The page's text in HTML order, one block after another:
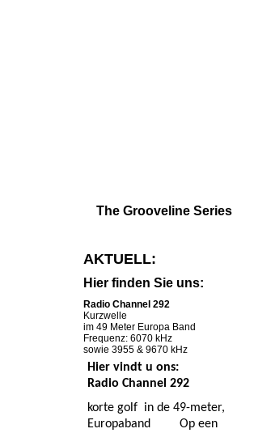
The Grooveline Series
AKTUELL:
Hier finden Sie uns:
Radio Channel 292
Kurzwelle
im 49 Meter Europa Band
Frequenz: 6070 kHz
sowie 3955 & 9670 kHz
Hier vindt u ons:
Radio Channel 292
korte golf in de 49-meter,
Europaband Op een